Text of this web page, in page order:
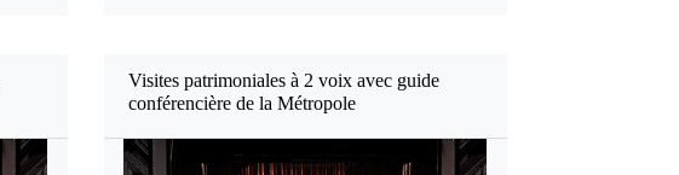
Visites patrimoniales à 2 voix avec guide
conférencière de la Métropole